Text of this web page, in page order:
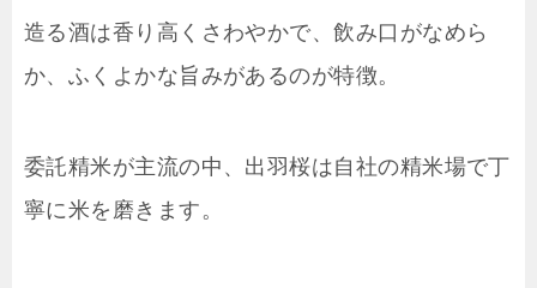
造る酒は香り高くさわやかで、飲み口がなめら
か、ふくよかな旨みがあるのが特徴。
委託精米が主流の中、出羽桜は自社の精米場で丁
寧に米を磨きます。